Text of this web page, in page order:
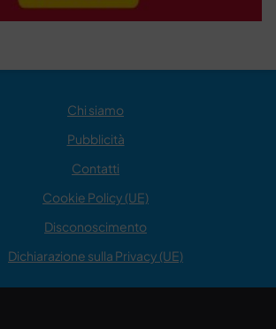
Chi siamo
Pubblicità
Contatti
Cookie Policy (UE)
Disconoscimento
Dichiarazione sulla Privacy (UE)